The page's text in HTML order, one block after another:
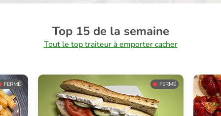
Top 15 de la semaine
Tout le top traiteur à emporter cacher
FERMÉ FERMÉ